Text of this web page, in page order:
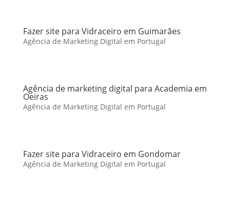
Fazer site para Vidraceiro em Guimarães
Agência de Marketing Digital em Portugal
Agência de marketing digital para Academia em
Oeiras
Agência de Marketing Digital em Portugal
Fazer site para Vidraceiro em Gondomar
Agência de Marketing Digital em Portugal